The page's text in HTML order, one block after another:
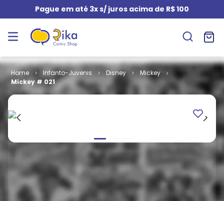
Pague em até 3x s/ juros acima de R$ 100
Infanto-Juvenis Disney
Mickey
Mickey # 021